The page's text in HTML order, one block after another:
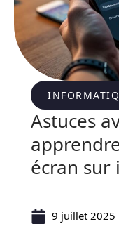
Astuces
écran sur
9 juillet 2025